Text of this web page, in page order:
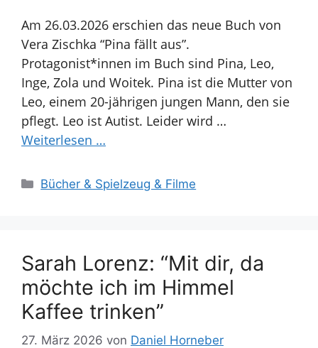
Am 26.03.2026 erschien das neue Buch von
Vera Zischka “Pina fällt aus”.
Protagonist*innen im Buch sind Pina, Leo,
Inge, Zola und Woitek. Pina ist die Mutter von
Leo, einem 20-jährigen jungen Mann, den sie
pflegt. Leo ist Autist. Leider wird …
Weiterlesen …
Kategorien
Bücher & Spielzeug & Filme
Sarah Lorenz: “Mit dir, da
möchte ich im Himmel
Kaffee trinken”
27. März 2026 von Daniel Horneber